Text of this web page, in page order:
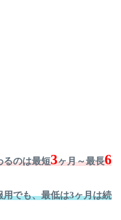
のは最短3ヶ月～最長6
でも、最低は3ヶ月は続